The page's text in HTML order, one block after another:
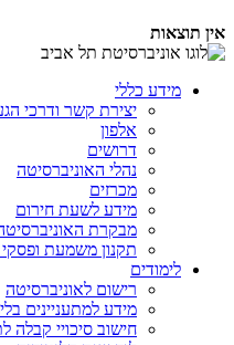
אין תוצאות
מידע כללי
יצירת קשר ודרכי
אלפון
דרושים
נהלי האוניברסיטה
מכרזים
מידע לשעת חירום
מבקרת
תקנון משמעת ופסקי
לימודים
רישום לאוניברסיטה
מידע למתעניינים
חישוב סיכויי קבלה